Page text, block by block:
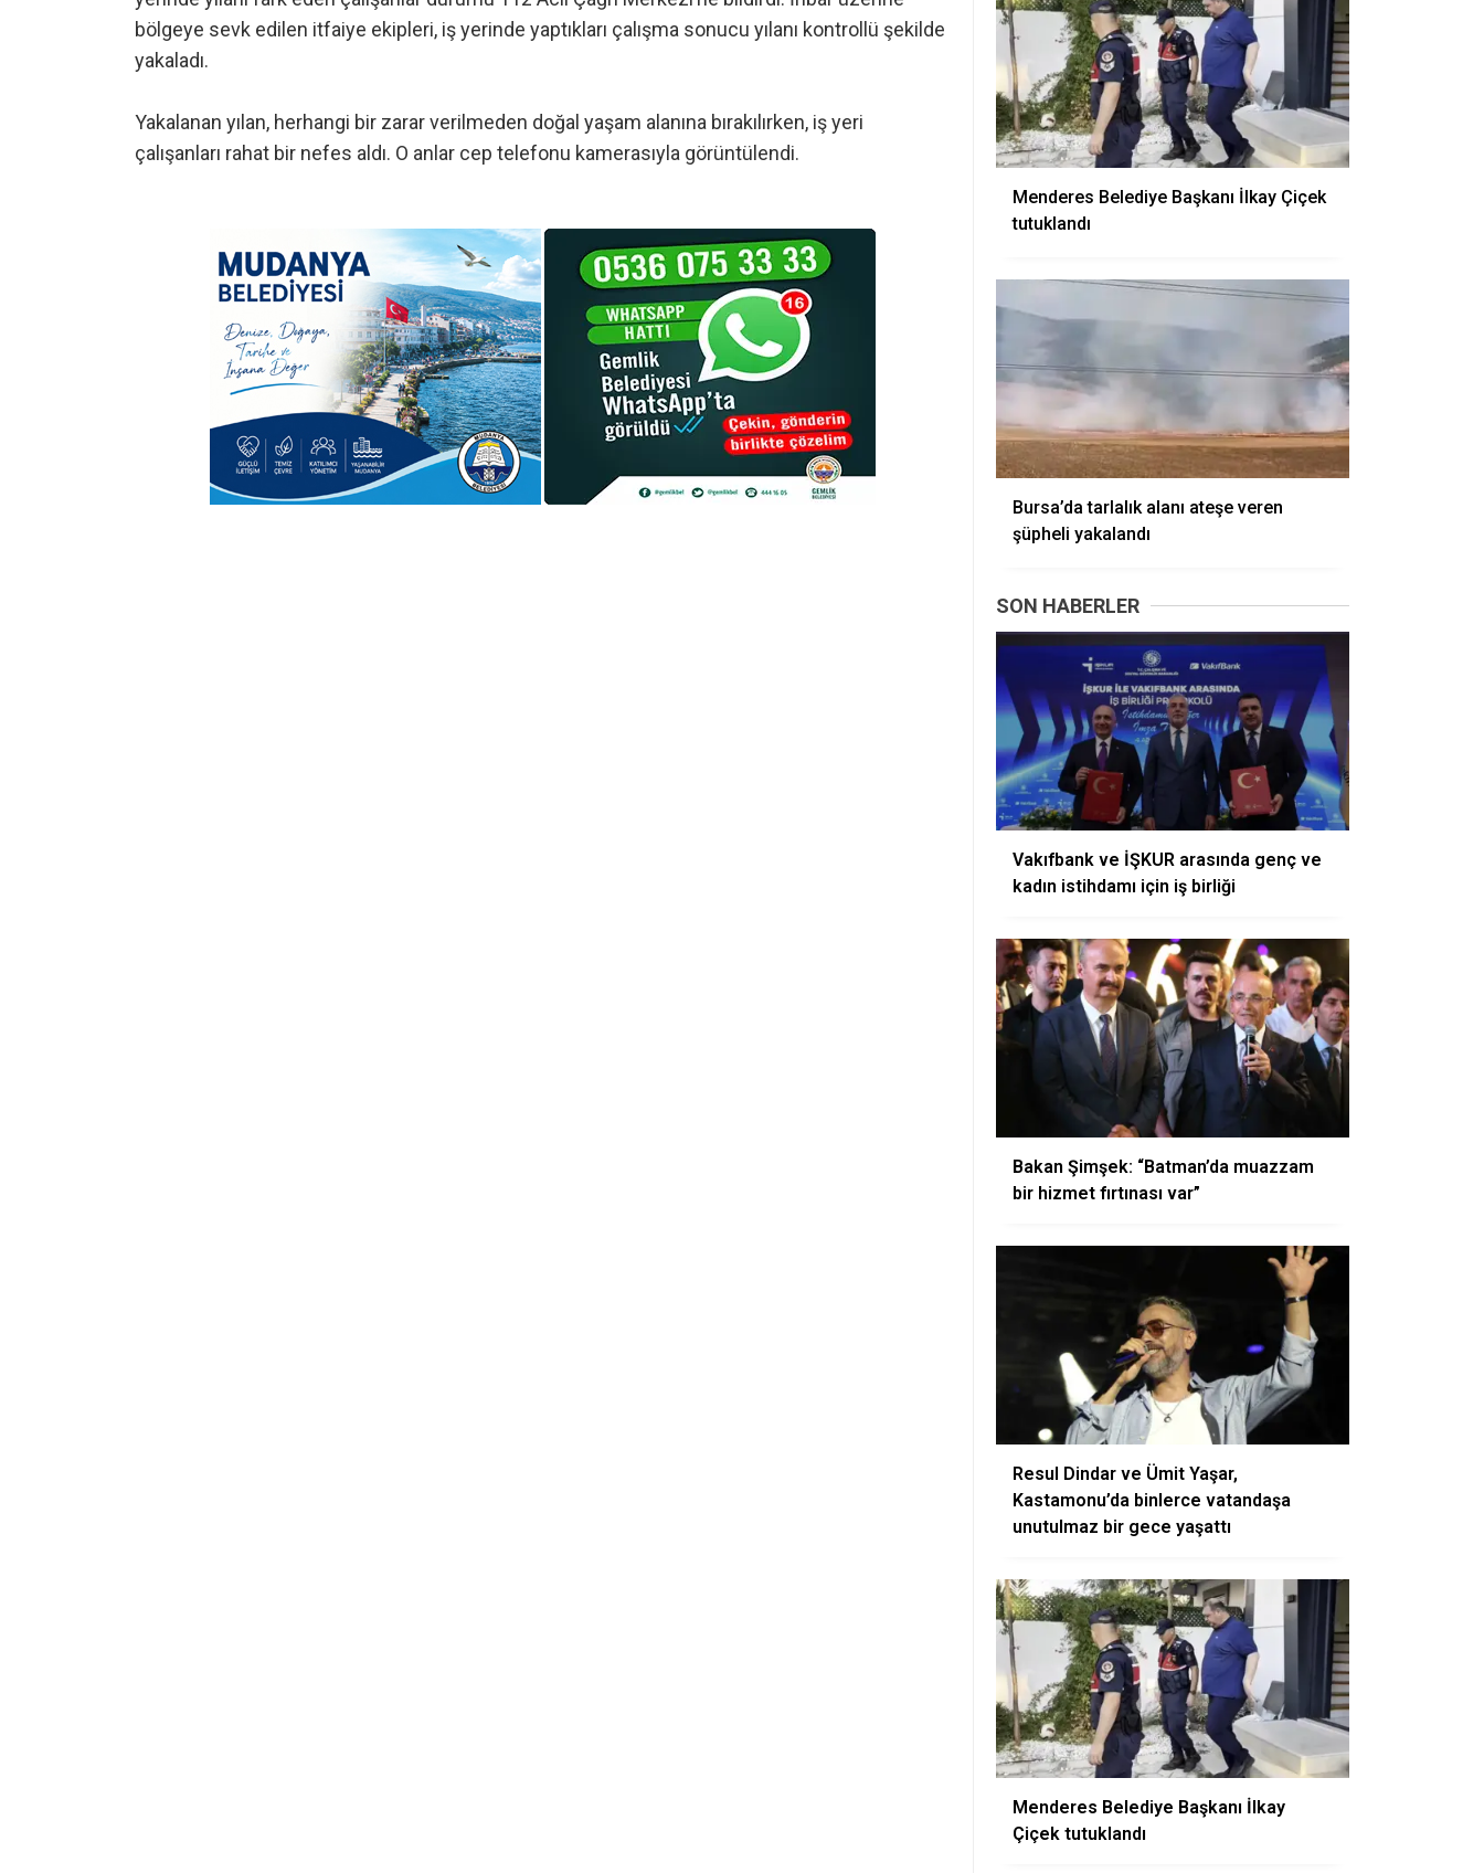
bölgeye sevk edilen itfaiye ekipleri, iş yerinde yaptıkları çalışma sonucu yılanı kontrollü şekilde
yakaladı.
Yakalanan yılan, herhangi bir zarar verilmeden doğal yaşam alanına bırakılırken, iş yeri
çalışanları rahat bir nefes aldı. O anlar cep telefonu kamerasıyla görüntülendi.
Menderes Belediye Başkanı İlkay Çiçek
tutuklandı
Bursa’da tarlalık alanı ateşe veren
şüpheli yakalandı
SON HABERLER
Vakıfbank ve İŞKUR arasında genç ve
kadın istihdamı için iş birliği
Bakan Şimşek: “Batman’da muazzam
bir hizmet fırtınası var”
Resul Dindar ve Ümit Yaşar,
Kastamonu’da binlerce vatandaşa
unutulmaz bir gece yaşattı
Menderes Belediye Başkanı İlkay
Çiçek tutuklandı